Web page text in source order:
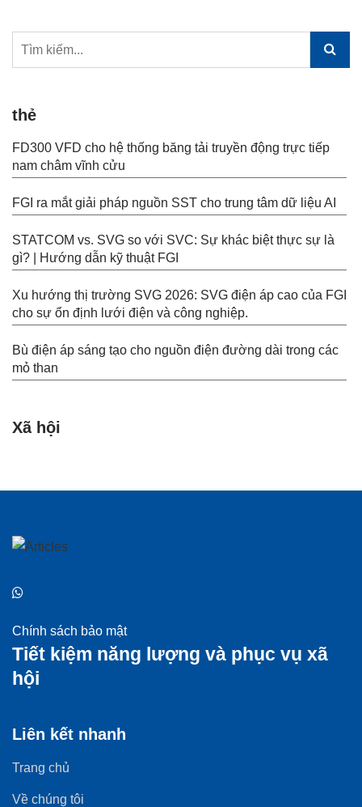
thẻ
FD300 VFD cho hệ thống băng tải truyền động trực tiếp
nam châm vĩnh cửu
FGI ra mắt giải pháp nguồn SST cho trung tâm dữ liệu AI
STATCOM vs. SVG so với SVC: Sự khác biệt thực sự là
gì? | Hướng dẫn kỹ thuật FGI
Xu hướng thị trường SVG 2026: SVG điện áp cao của FGI
cho sự ổn định lưới điện và công nghiệp.
Bù điện áp sáng tạo cho nguồn điện đường dài trong các
mỏ than
Xã hội
Chính sách bảo mật
Tiết kiệm năng lượng và phục vụ xã
hội
Liên kết nhanh
Trang chủ
Về chúng tôi